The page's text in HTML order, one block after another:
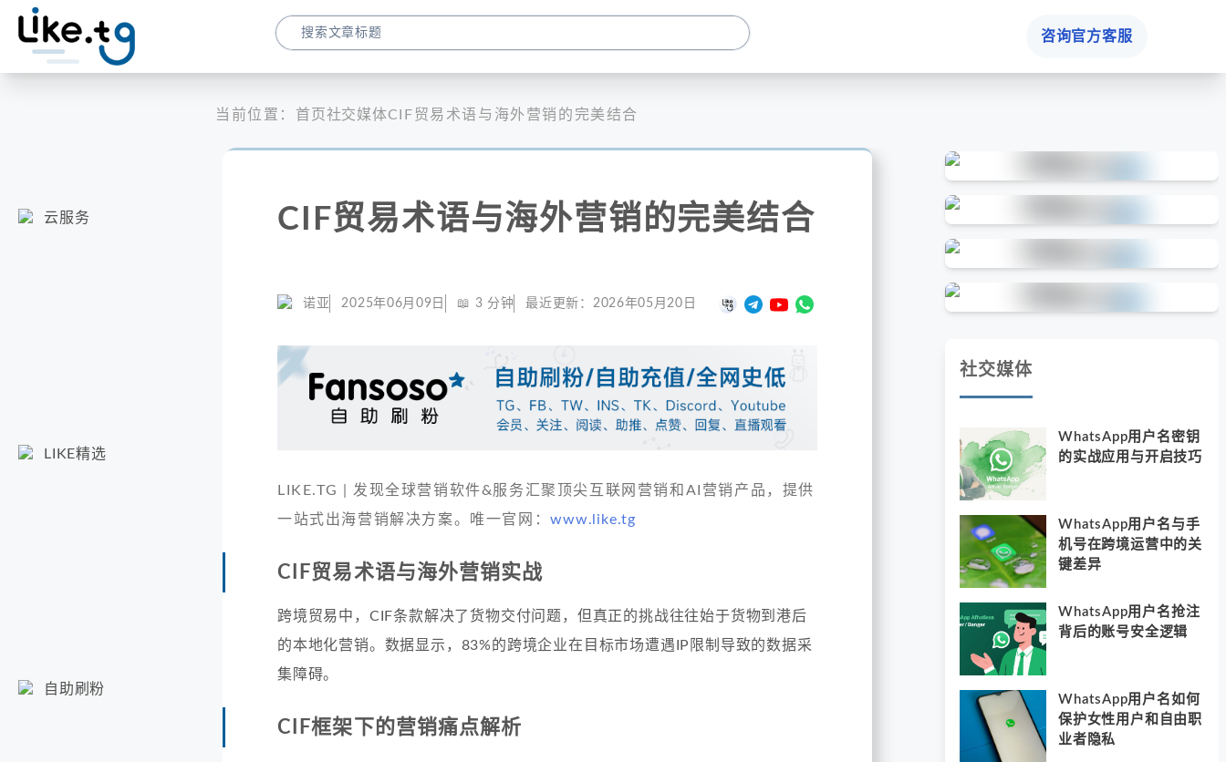
咨询官方客服
云服务
LIKE精选
自助刷粉
当前位置： 首页社交媒体CIF贸易术语与海外营销的完美结合
CIF贸易术语与海外营销的完美结合
诺亚 2025年06月09日 📖 3 分钟 最近更新： 2026年05月20日
LIKE.TG | 发现全球营销软件&服务汇聚顶尖互联网营销和AI营销产品，提供
一站式出海营销解决方案。唯一官网：www.like.tg
CIF贸易术语与海外营销实战
跨境贸易中，CIF条款解决了货物交付问题，但真正的挑战往往始于货物到港后
的本地化营销。数据显示，83%的跨境企业在目标市场遭遇IP限制导致的数据采
集障碍。
CIF框架下的营销痛点解析
社交媒体
WhatsApp用户名密钥
的实战应用与开启技巧
WhatsApp用户名与手
机号在跨境运营中的关
键差异
WhatsApp用户名抢注
背后的账号安全逻辑
WhatsApp用户名如何
保护女性用户和自由职
业者隐私